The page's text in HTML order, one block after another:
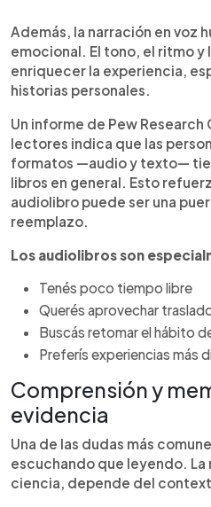
Además, la narración en voz
emocional. El tono, el ritmo
enriquecer la experiencia,
historias personales.
Un informe de Pew
lectores indica que las
formatos —audio y texto—
libros en general. Esto
audiolibro puede ser una
reemplazo.
Los audiolibros son
Tenés poco tiempo libre
Querés aprovechar
Buscás retomar el hábito
Preferís experiencias más
Comprensión y
evidencia
Una de las dudas más
escuchando que leyendo. La
ciencia, depende del